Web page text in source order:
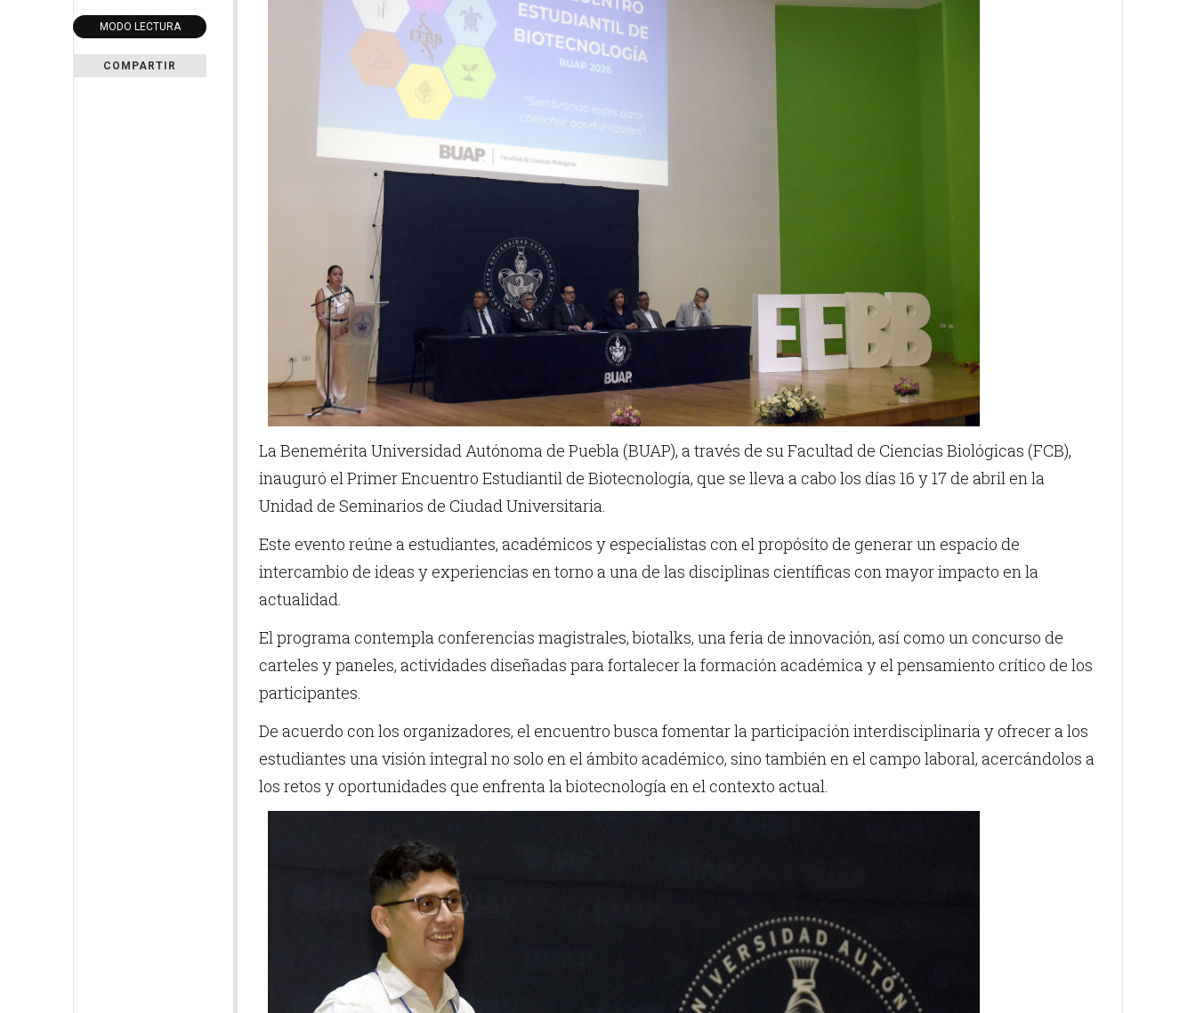
MODO LECTURA
COMPARTIR
La Benemérita Universidad Autónoma de Puebla (BUAP), a través de su Facultad de Ciencias Biológicas (FCB),
inauguró el Primer Encuentro Estudiantil de Biotecnología, que se lleva a cabo los días 16 y 17 de abril en la
Unidad de Seminarios de Ciudad Universitaria.
Este evento reúne a estudiantes, académicos y especialistas con el propósito de generar un espacio de
intercambio de ideas y experiencias en torno a una de las disciplinas científicas con mayor impacto en la
actualidad.
El programa contempla conferencias magistrales, biotalks, una feria de innovación, así como un concurso de
carteles y paneles, actividades diseñadas para fortalecer la formación académica y el pensamiento crítico de los
participantes.
De acuerdo con los organizadores, el encuentro busca fomentar la participación interdisciplinaria y ofrecer a los
estudiantes una visión integral no solo en el ámbito académico, sino también en el campo laboral, acercándolos a
los retos y oportunidades que enfrenta la biotecnología en el contexto actual.